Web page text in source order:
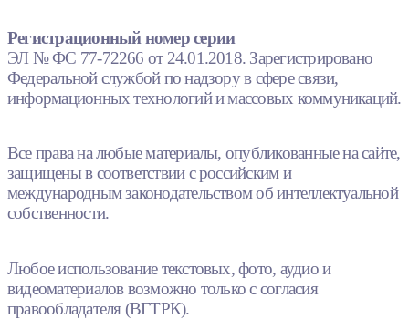
Регистрационный номер серии
ЭЛ № ФС 77-72266 от 24.01.2018. Зарегистрировано
Федеральной службой по надзору в сфере связи,
информационных технологий и массовых коммуникаций.
Все права на любые материалы, опубликованные на сайте,
защищены в соответствии с российским и
международным законодательством об интеллектуальной
собственности.
Любое использование текстовых, фото, аудио и
видеоматериалов возможно только с согласия
правообладателя (ВГТРК).